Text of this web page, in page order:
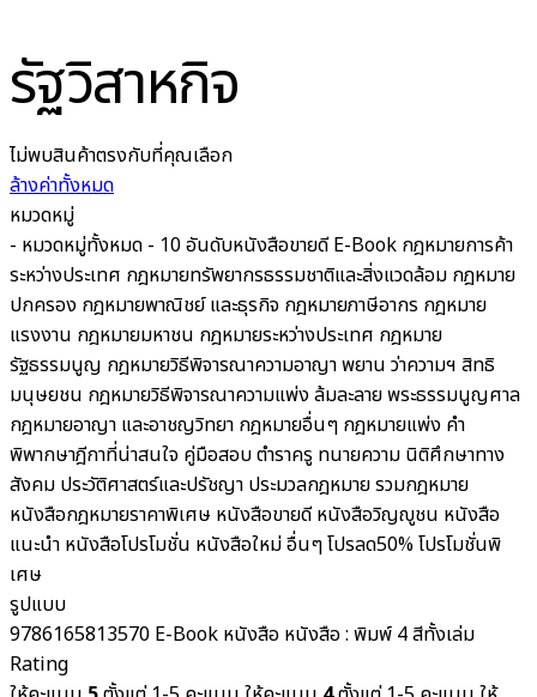
รัฐวิสาหกิจ
ไม่พบสินค้าตรงกับที่คุณเลือก
ล้างค่าทั้งหมด
หมวดหมู่
- หมวดหมู่ทั้งหมด - 10 อันดับหนังสือขายดี E-Book กฎหมายการค้า
ระหว่างประเทศ กฎหมายทรัพยากรธรรมชาติและสิ่งแวดล้อม กฎหมาย
ปกครอง กฎหมายพาณิชย์ และธุรกิจ กฎหมายภาษีอากร กฎหมาย
แรงงาน กฎหมายมหาชน กฎหมายระหว่างประเทศ กฎหมาย
รัฐธรรมนูญ กฎหมายวิธีพิจารณาความอาญา พยาน ว่าความฯ สิทธิ
มนุษยชน กฎหมายวิธีพิจารณาความแพ่ง ล้มละลาย พระธรรมนูญศาล
กฎหมายอาญา และอาชญวิทยา กฎหมายอื่นๆ กฎหมายแพ่ง คำ
พิพากษาฎีกาที่น่าสนใจ คู่มือสอบตำราครู ทนายความ นิติศึกษาทาง
สังคม ประวัติศาสตร์และปรัชญา ประมวลกฎหมาย รวมกฎหมาย
หนังสือกฎหมายราคาพิเศษ หนังสือขายดี หนังสือวิญญูชน หนังสือ
แนะนำ หนังสือโปรโมชั่น หนังสือใหม่อื่นๆโปรลด50%โปรโมชั่นพิ
เศษ
รูปแบบ
9786165813570 E-Book หนังสือ หนังสือ : พิมพ์ 4 สีทั้งเล่ม
Rating